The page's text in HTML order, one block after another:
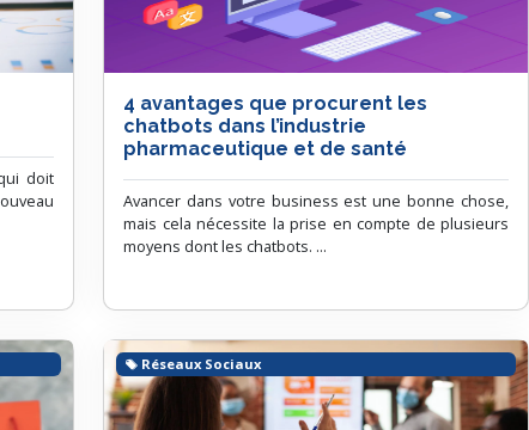
doit
4 avantages que procurent les
chatbots dans l’industrie
pharmaceutique et de santé
Avancer dans votre business est une bonne chose,
mais cela nécessite la prise en compte de plusieurs
moyens dont les chatbots. ...
Réseaux Sociaux